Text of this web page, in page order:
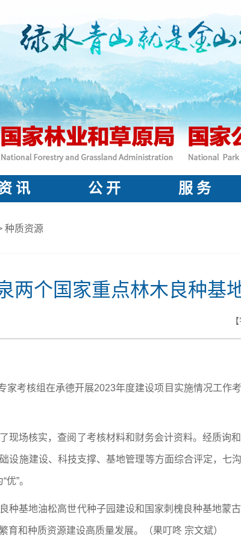
讯 公 开 服 务
种质资源
两个国家重点林木良种基
考核组在承德开展2023年度建设项目实施情况工作
现场核实，查阅了考核材料和财务会计资料。经质询
设施建设、科技支撑、基地管理等方面综合评定，七
”。
种基地油松高世代种子园建设和国家刺槐良种基地蒙
育和种质资源建设高质量发展。（果叮咚 宗文斌）